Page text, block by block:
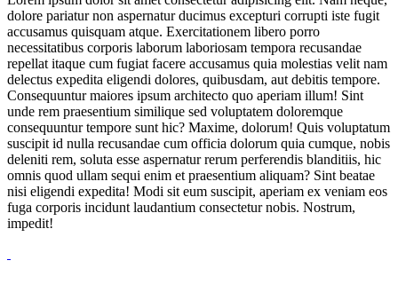
dolore pariatur non aspernatur ducimus excepturi corrupti iste fugit
accusamus quisquam atque. Exercitationem libero porro
necessitatibus corporis laborum laboriosam tempora recusandae
repellat itaque cum fugiat facere accusamus quia molestias velit nam
delectus expedita eligendi dolores, quibusdam, aut debitis tempore.
Consequuntur maiores ipsum architecto quo aperiam illum! Sint
unde rem praesentium similique sed voluptatem doloremque
consequuntur tempore sunt hic? Maxime, dolorum! Quis voluptatum
suscipit id nulla recusandae cum officia dolorum quia cumque, nobis
deleniti rem, soluta esse aspernatur rerum perferendis blanditiis, hic
omnis quod ullam sequi enim et praesentium aliquam? Sint beatae
nisi eligendi expedita! Modi sit eum suscipit, aperiam ex veniam eos
fuga corporis incidunt laudantium consectetur nobis. Nostrum,
impedit!